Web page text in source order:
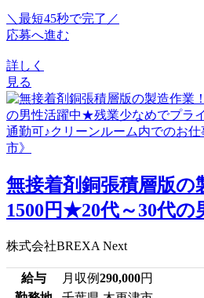
＼最短45秒で完了／
応募へ進む
詳しく
見る
無接着剤銅張積層版の
1500円★20代～30代
株式会社BREXA Next
給与 月収例290,000円